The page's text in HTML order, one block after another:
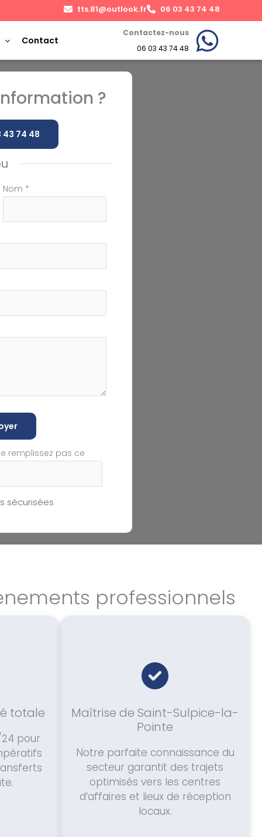
tts.81@outlook.fr 06 03 43 74 48
Contact
Contactez-nous
06 03 43 74 48
?
43 74 48
Nom *
remplissez pas ce
sécurisées
professionnels
totale
pour
Maîtrise de Saint-Sulpice-la-
Pointe
Notre parfaite connaissance du
secteur garantit des trajets
optimisés vers les centres
d’affaires et lieux de réception
locaux.